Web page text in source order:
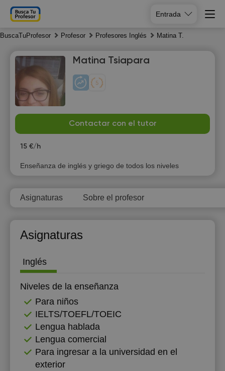
Entrada
BuscaTuProfesor Profesor Profesores Inglés Matina T.
Matina Tsiapara
Contactar con el tutor
15 €/h
Enseñanza de inglés y griego de todos los niveles
Asignaturas Sobre el profesor
Asignaturas
Inglés
Niveles de la enseñanza
Para niños
IELTS/TOEFL/TOEIC
Lengua hablada
Lengua comercial
Para ingresar a la universidad en el
exterior
7
Sa
8
Su
9
10